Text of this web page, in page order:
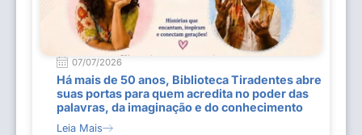
07/07/2026
Há mais de 50 anos, Biblioteca Tiradentes abre
suas portas para quem acredita no poder das
palavras, da imaginação e do conhecimento
Leia Mais